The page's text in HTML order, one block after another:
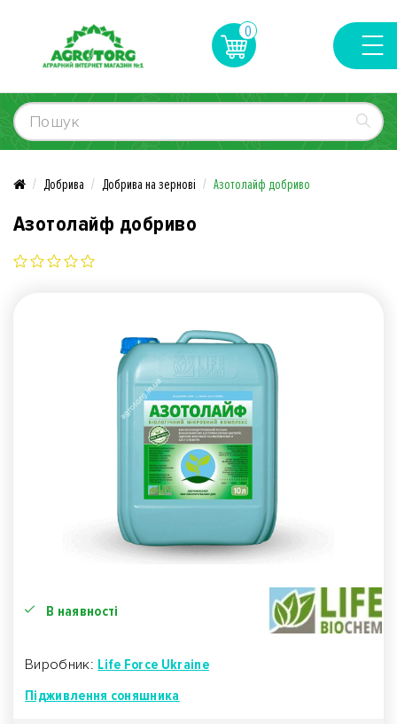
0
Добрива Добрива на зернові Азотолайф добриво
Азотолайф добриво
В наявності
Виробник: Life Force Ukraine
Підживлення соняшника